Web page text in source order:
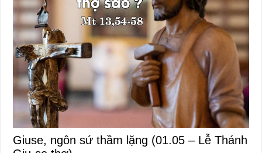
Giuse, ngôn sứ thầm lặng (01.05 – Lễ Thánh